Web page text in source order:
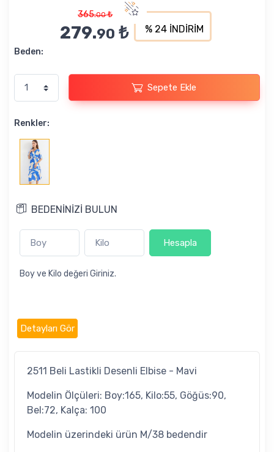
365.00₺
279.90 ₺ % 24 İNDİRİM
Beden:
Sepete Ekle
Renkler:
BEDENİNİZİ BULUN
Hesapla
Boy ve Kilo değeri Giriniz.
Detayları Gör
2511 Beli Lastikli Desenli Elbise - Mavi
Modelin Ölçüleri: Boy:165, Kilo:55, Göğüs:90,
Bel:72, Kalça: 100
Modelin üzerindeki ürün M/38 bedendir